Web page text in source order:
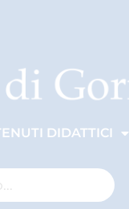
DIDATTICI